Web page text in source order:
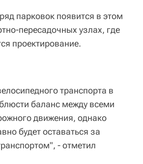
парковок появится в этом
пересадочных узлах, где
проектирование.
транспорта в
баланс между всеми
движения, однако
будет оставаться за
- отметил